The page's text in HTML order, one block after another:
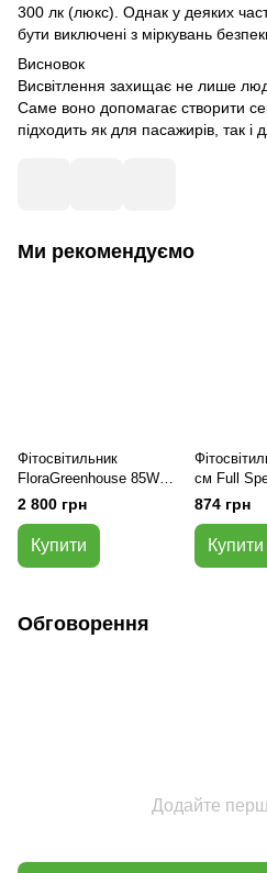
300 лк (люкс). Однак у деяких
бути виключені з міркувань
Висновок
Висвітлення захищає не лише
Саме воно допомагає створити
підходить як для пасажирів, так і
Ми рекомендуємо
Фітосвітильник
FloraGreenhouse 85W
Full Spectrum 50см
2 800 грн
Купити
см Full
874 грн
Купити
Обговорення
Додайте